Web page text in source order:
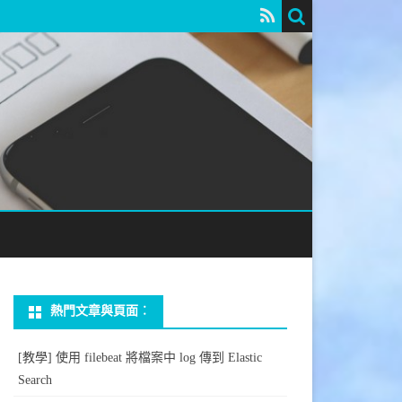
熱門文章與頁面︰
[教學] 使用 filebeat 將檔案中 log 傳到 Elastic
Search